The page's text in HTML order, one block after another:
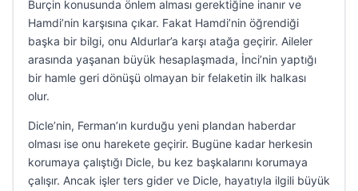
Burçin konusunda önlem alması gerektiğine inanır ve
Hamdi’nin karşısına çıkar. Fakat Hamdi’nin öğrendiği
başka bir bilgi, onu Aldurlar’a karşı atağa geçirir. Aileler
arasında yaşanan büyük hesaplaşmada, İnci’nin yaptığı
bir hamle geri dönüşü olmayan bir felaketin ilk halkası
olur.
Dicle’nin, Ferman’ın kurduğu yeni plandan haberdar
olması ise onu harekete geçirir. Bugüne kadar herkesin
korumaya çalıştığı Dicle, bu kez başkalarını korumaya
çalışır. Ancak işler ters gider ve Dicle, hayatıyla ilgili büyük